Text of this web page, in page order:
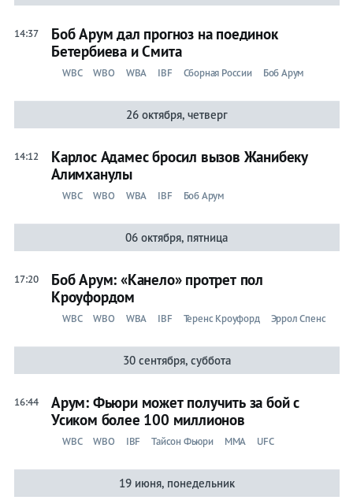
14:37
Боб Арум дал прогноз на поединок
Бетербиева и Смита
WBC WBO WBA IBF Сборная России Боб Арум
26 октября, четверг
14:12
Карлос Адамес бросил вызов Жанибеку
Алимханулы
WBC WBO WBA IBF Боб Арум
06 октября, пятница
17:20
Боб Арум: «Канело» протрет пол
Кроуфордом
WBC WBO WBA IBF Теренс Кроуфорд Эррол Спенс
30 сентября, суббота
16:44
Арум: Фьюри может получить за бой с
Усиком более 100 миллионов
WBC WBO IBF Тайсон Фьюри ММА UFC
19 июня, понедельник
Бокс
ММА
лента
Прочие